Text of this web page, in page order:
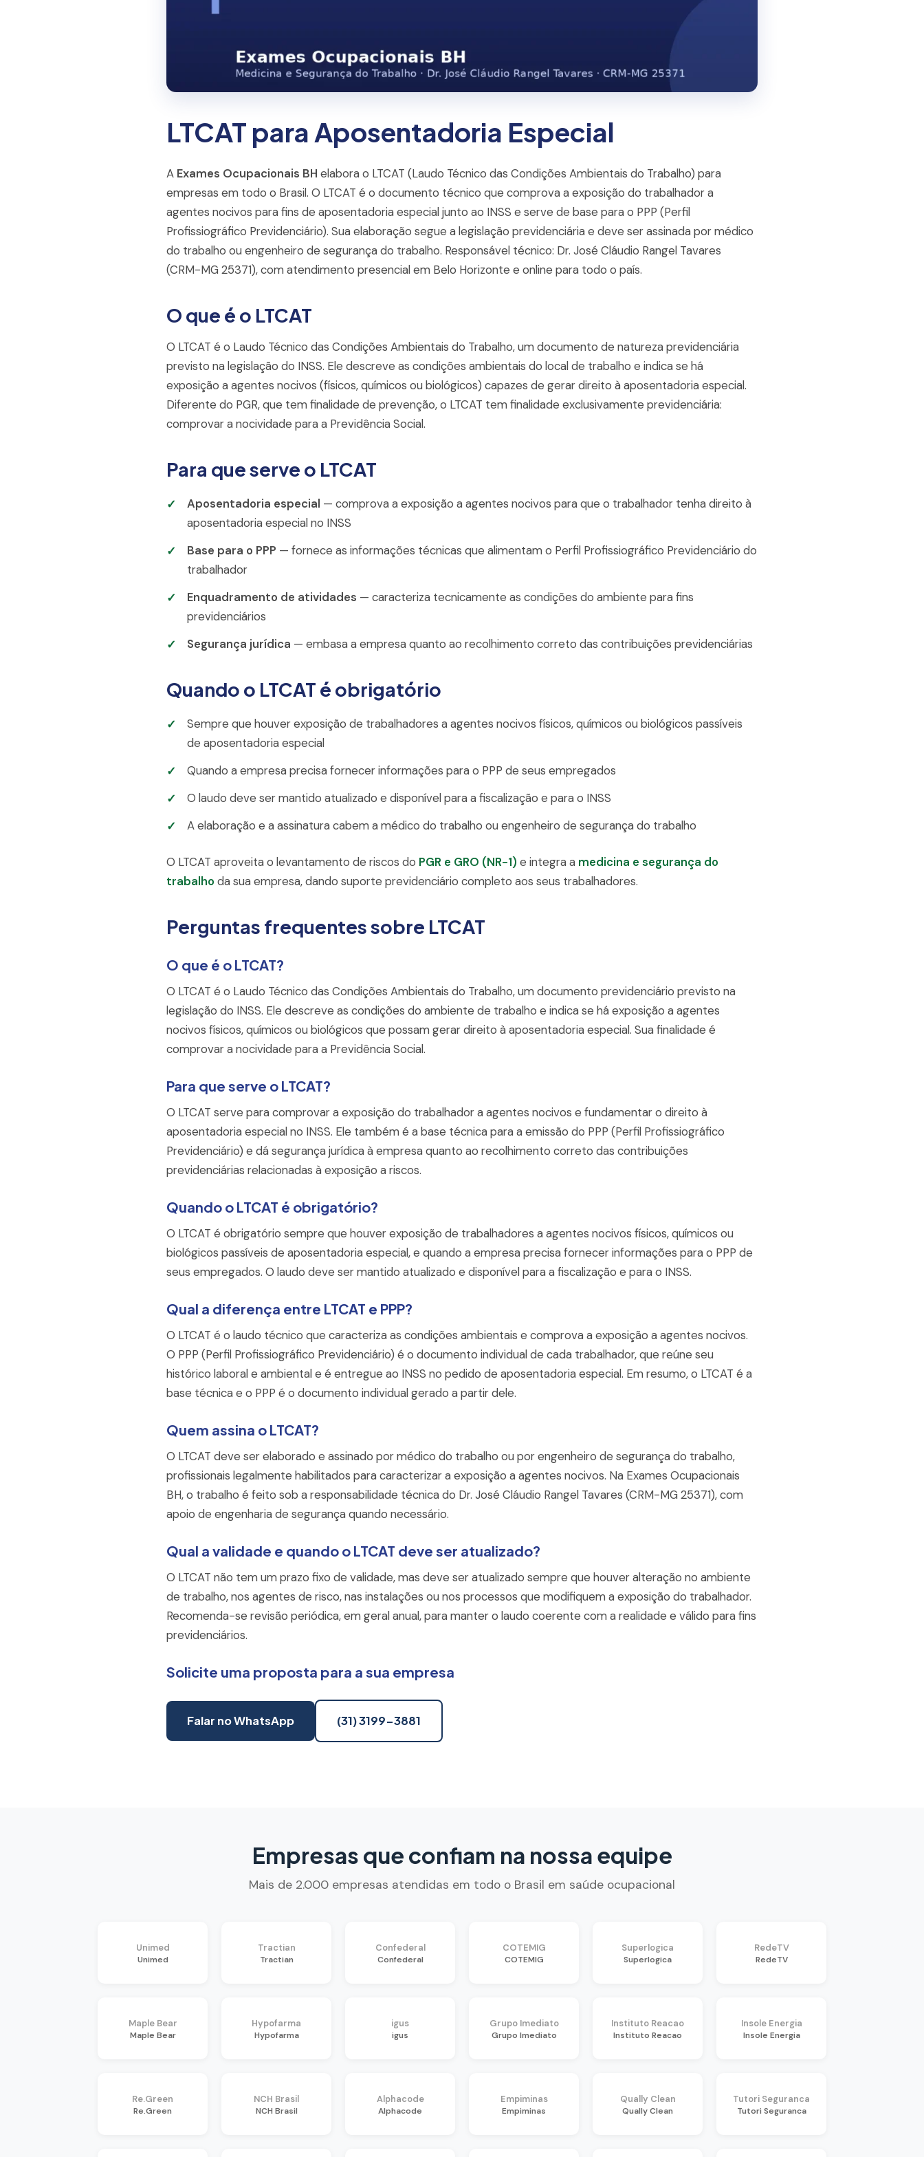
LTCAT para Aposentadoria Especial
A Exames Ocupacionais BH elabora o LTCAT (Laudo Técnico das Condições Ambientais do Trabalho) para
empresas em todo o Brasil. O LTCAT é o documento técnico que comprova a exposição do trabalhador a
agentes nocivos para fins de aposentadoria especial junto ao INSS e serve de base para o PPP (Perfil
Profissiográfico Previdenciário). Sua elaboração segue a legislação previdenciária e deve ser assinada por médico
do trabalho ou engenheiro de segurança do trabalho. Responsável técnico: Dr. José Cláudio Rangel Tavares
(CRM-MG 25371), com atendimento presencial em Belo Horizonte e online para todo o país.
O que é o LTCAT
O LTCAT é o Laudo Técnico das Condições Ambientais do Trabalho, um documento de natureza previdenciária
previsto na legislação do INSS. Ele descreve as condições ambientais do local de trabalho e indica se há
exposição a agentes nocivos (físicos, químicos ou biológicos) capazes de gerar direito à aposentadoria especial.
Diferente do PGR, que tem finalidade de prevenção, o LTCAT tem finalidade exclusivamente previdenciária:
comprovar a nocividade para a Previdência Social.
Para que serve o LTCAT
Aposentadoria especial — comprova a exposição a agentes nocivos para que o trabalhador tenha direito à
aposentadoria especial no INSS
Base para o PPP — fornece as informações técnicas que alimentam o Perfil Profissiográfico Previdenciário do
trabalhador
Enquadramento de atividades — caracteriza tecnicamente as condições do ambiente para fins
previdenciários
Segurança jurídica — embasa a empresa quanto ao recolhimento correto das contribuições previdenciárias
Quando o LTCAT é obrigatório
Sempre que houver exposição de trabalhadores a agentes nocivos físicos, químicos ou biológicos passíveis
de aposentadoria especial
Quando a empresa precisa fornecer informações para o PPP de seus empregados
O laudo deve ser mantido atualizado e disponível para a fiscalização e para o INSS
A elaboração e a assinatura cabem a médico do trabalho ou engenheiro de segurança do trabalho
O LTCAT aproveita o levantamento de riscos do PGR e GRO (NR-1) e integra a medicina e segurança do
trabalho da sua empresa, dando suporte previdenciário completo aos seus trabalhadores.
Perguntas frequentes sobre LTCAT
O que é o LTCAT?
O LTCAT é o Laudo Técnico das Condições Ambientais do Trabalho, um documento previdenciário previsto na
legislação do INSS. Ele descreve as condições do ambiente de trabalho e indica se há exposição a agentes
nocivos físicos, químicos ou biológicos que possam gerar direito à aposentadoria especial. Sua finalidade é
comprovar a nocividade para a Previdência Social.
Para que serve o LTCAT?
O LTCAT serve para comprovar a exposição do trabalhador a agentes nocivos e fundamentar o direito à
aposentadoria especial no INSS. Ele também é a base técnica para a emissão do PPP (Perfil Profissiográfico
Previdenciário) e dá segurança jurídica à empresa quanto ao recolhimento correto das contribuições
previdenciárias relacionadas à exposição a riscos.
Quando o LTCAT é obrigatório?
O LTCAT é obrigatório sempre que houver exposição de trabalhadores a agentes nocivos físicos, químicos ou
biológicos passíveis de aposentadoria especial, e quando a empresa precisa fornecer informações para o PPP de
seus empregados. O laudo deve ser mantido atualizado e disponível para a fiscalização e para o INSS.
Qual a diferença entre LTCAT e PPP?
O LTCAT é o laudo técnico que caracteriza as condições ambientais e comprova a exposição a agentes nocivos.
O PPP (Perfil Profissiográfico Previdenciário) é o documento individual de cada trabalhador, que reúne seu
histórico laboral e ambiental e é entregue ao INSS no pedido de aposentadoria especial. Em resumo, o LTCAT é a
base técnica e o PPP é o documento individual gerado a partir dele.
Quem assina o LTCAT?
O LTCAT deve ser elaborado e assinado por médico do trabalho ou por engenheiro de segurança do trabalho,
profissionais legalmente habilitados para caracterizar a exposição a agentes nocivos. Na Exames Ocupacionais
BH, o trabalho é feito sob a responsabilidade técnica do Dr. José Cláudio Rangel Tavares (CRM-MG 25371), com
apoio de engenharia de segurança quando necessário.
Qual a validade e quando o LTCAT deve ser atualizado?
O LTCAT não tem um prazo fixo de validade, mas deve ser atualizado sempre que houver alteração no ambiente
de trabalho, nos agentes de risco, nas instalações ou nos processos que modifiquem a exposição do trabalhador.
Recomenda-se revisão periódica, em geral anual, para manter o laudo coerente com a realidade e válido para fins
previdenciários.
Solicite uma proposta para a sua empresa
Falar no WhatsApp (31) 3199-3881
Empresas que confiam na nossa equipe
Mais de 2.000 empresas atendidas em todo o Brasil em saúde ocupacional
Unimed
Unimed
Tractian
Tractian
Confederal
Confederal
COTEMIG
COTEMIG
Superlogica
Superlogica
RedeTV
RedeTV
Maple Bear
Maple Bear
Hypofarma
Hypofarma
igus
igus
Grupo Imediato
Grupo Imediato
Instituto Reacao
Instituto Reacao
Insole Energia
Insole Energia
Re.Green
Re.Green
NCH Brasil
NCH Brasil
Alphacode
Alphacode
Empiminas
Empiminas
Qually Clean
Qually Clean
Tutori Seguranca
Tutori Seguranca